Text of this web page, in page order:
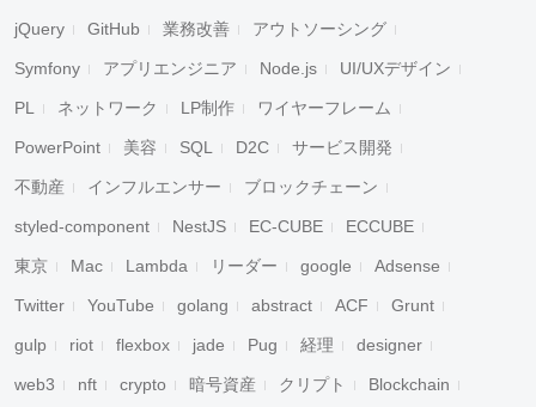
jQuery GitHub 業務改善 アウトソーシング
Symfony アプリエンジニア Node.js UI/UXデザイン
PL ネットワーク LP制作 ワイヤーフレーム
PowerPoint 美容 SQL D2C サービス開発
不動産 インフルエンサー ブロックチェーン
styled-component NestJS EC-CUBE ECCUBE
東京 Mac Lambda リーダー google Adsense
Twitter YouTube golang abstract ACF Grunt
gulp riot flexbox jade Pug 経理 designer
web3 nft crypto 暗号資産 クリプト Blockchain